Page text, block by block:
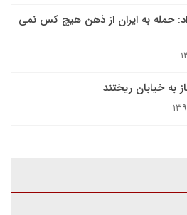
حمله به ایران از ذهن هیچ کس نمی
به خیابان ریختند